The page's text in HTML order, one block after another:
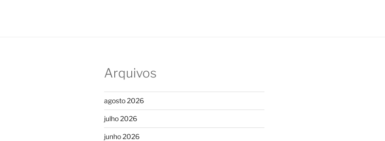
Arquivos
agosto 2026
julho 2026
junho 2026